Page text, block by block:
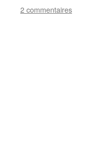
2 commentaires